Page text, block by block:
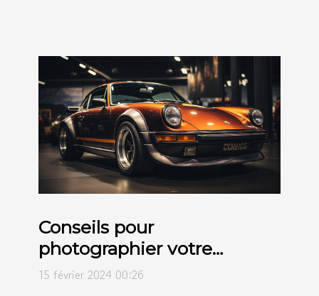
Conseils pour
photographier votre
Porsche 911 et sublimer son
15 février 2024 00:26